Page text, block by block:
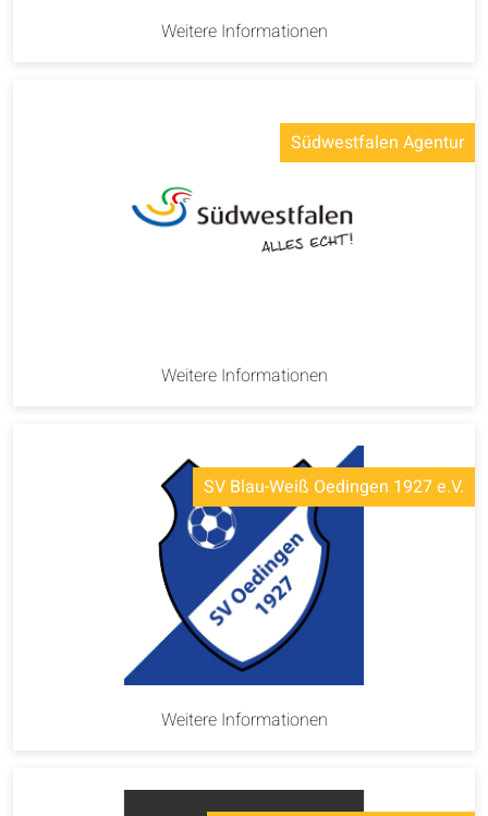
Weitere Informationen
Südwestfalen Agentur
Weitere Informationen
SV Blau-Weiß Oedingen 1927 e.V.
Weitere Informationen